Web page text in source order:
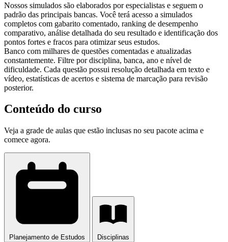
Nossos simulados são elaborados por especialistas e seguem o
padrão das principais bancas. Você terá acesso a simulados
completos com gabarito comentado, ranking de desempenho
comparativo, análise detalhada do seu resultado e identificação dos
pontos fortes e fracos para otimizar seus estudos.
Banco com milhares de questões comentadas e atualizadas
constantemente. Filtre por disciplina, banca, ano e nível de
dificuldade. Cada questão possui resolução detalhada em texto e
vídeo, estatísticas de acertos e sistema de marcação para revisão
posterior.
Conteúdo do curso
Veja a grade de aulas que estão inclusas no seu pacote acima e
comece agora.
Planejamento de Estudos Disciplinas